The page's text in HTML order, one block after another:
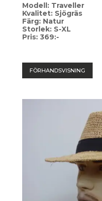
Modell: Traveller
Kvalitet: Sjögräs
Färg: Natur
Storlek: S-XL
Pris: 369:-
FÖRHANDSVISNING